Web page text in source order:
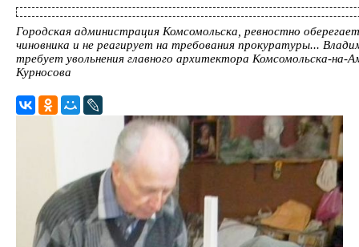
Городская администрация Комсомольска, ревностно
чиновника и не реагирует на требования прокуратуры...
требует увольнения главного архитектора Комсомольска-на-
Курносова